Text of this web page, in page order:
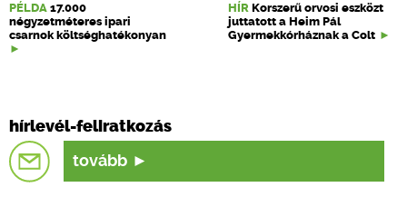
PÉLDA 17.000
négyzetméteres ipari
csarnok költséghatékonyan
HÍR Korszerű orvosi eszközt
juttatott a Heim Pál
Gyermekkórháznak a Colt
hírlevél-feliratkozás
tovább